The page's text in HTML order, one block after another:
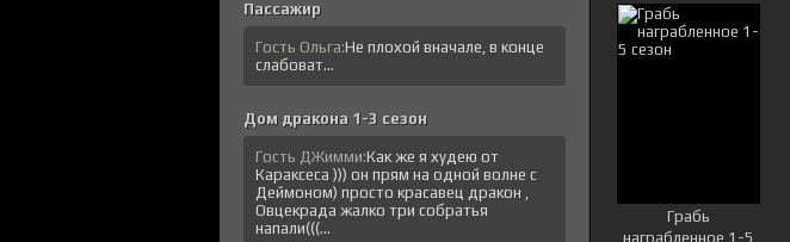
Грабь
награбленное 1-5
Пассажир
Гость Ольга:Не плохой вначале, в конце
слабоват...
Дом дракона 1-3 сезон
Гость ДЖимми:Как же я худею от
Караксеса ))) он прям на одной волне с
Деймоном) просто красавец дракон ,
Овцекрада жалко три собратья
напали(((...